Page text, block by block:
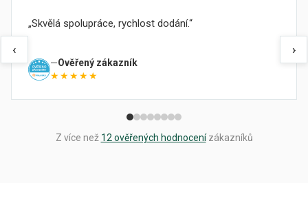
‹
Skvělá spolupráce, rychlost dodání.
Ověřený zákazník
★★★★★
›
Z více než 12 ověřených hodnocenízákazníků